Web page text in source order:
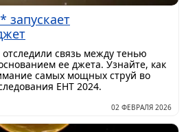
запускает
связь между тенью
ее джета. Узнайте, как
самых мощных струй во
EHT 2024.
02 ФЕВРАЛЯ 2026